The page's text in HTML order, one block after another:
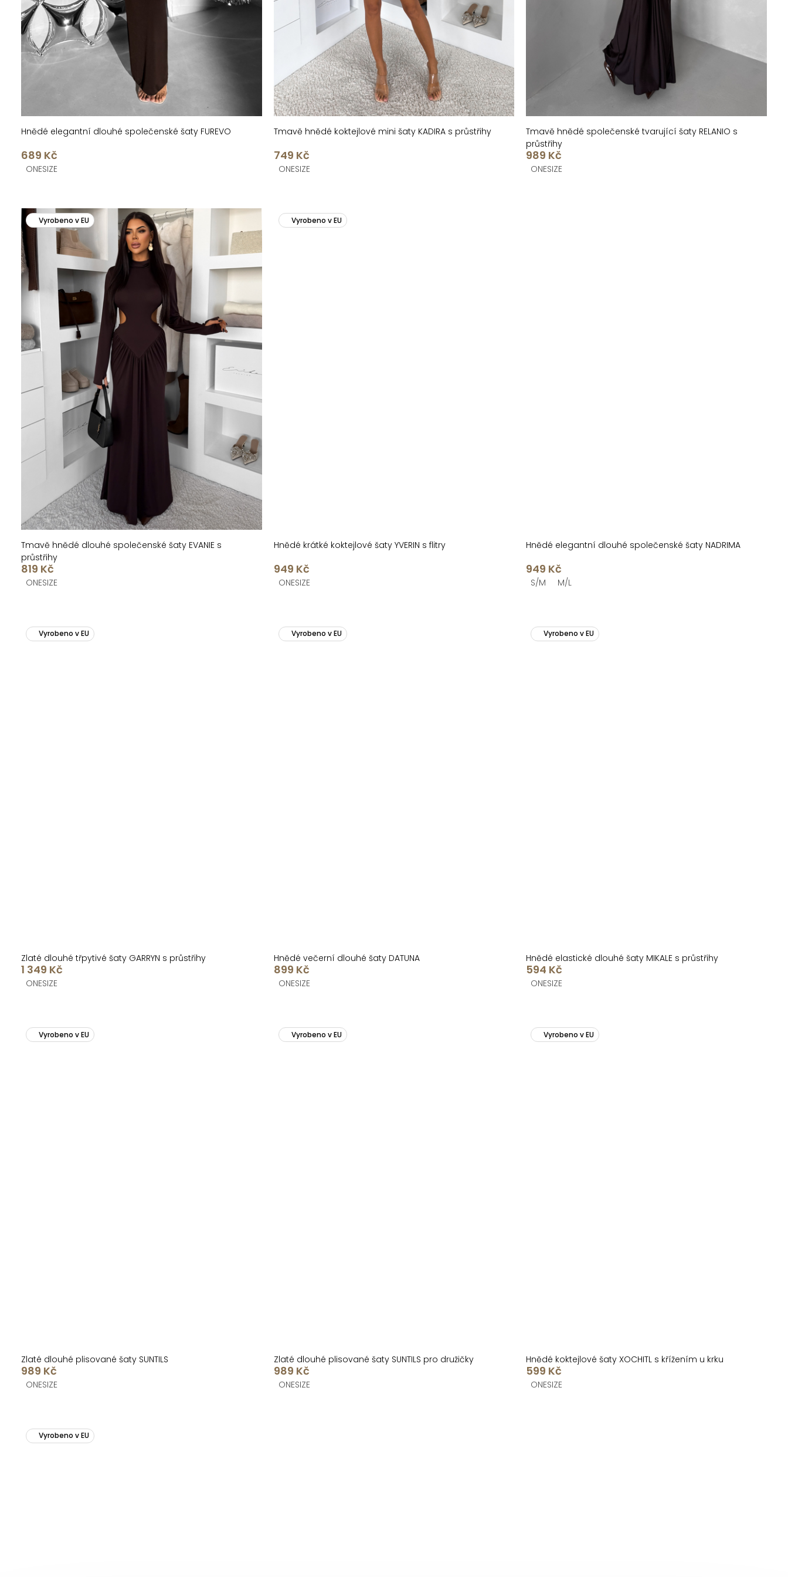
k
t
ů
u
k
Hnědé elegantní dlouhé společenské šaty FUREVO
689 Kč
ONESIZE
Tmavě hnědé koktejlové mini šaty KADIRA s průstřihy
749 Kč
ONESIZE
Tmavě hnědé společenské tvarující šaty RELANIO s
průstřihy
989 Kč
ONESIZE
Vyrobeno v EU
Tmavě hnědé dlouhé společenské šaty EVANIE s
průstřihy
819 Kč
ONESIZE
Vyrobeno v EU
Hnědé krátké koktejlové šaty YVERIN s flitry
949 Kč
ONESIZE
Hnědé elegantní dlouhé společenské šaty NADRIMA
949 Kč
S/M M/L
Vyrobeno v EU
Zlaté dlouhé třpytivé šaty GARRYN s průstřihy
1 349 Kč
ONESIZE
Vyrobeno v EU
Hnědé večerní dlouhé šaty DATUNA
899 Kč
ONESIZE
Vyrobeno v EU
Hnědé elastické dlouhé šaty MIKALE s průstřihy
594 Kč
ONESIZE
Vyrobeno v EU
Zlaté dlouhé plisované šaty SUNTILS
989 Kč
ONESIZE
Vyrobeno v EU
Zlaté dlouhé plisované šaty SUNTILS pro družičky
989 Kč
ONESIZE
Vyrobeno v EU
Hnědé koktejlové šaty XOCHITL s křížením u krku
599 Kč
ONESIZE
Vyrobeno v EU